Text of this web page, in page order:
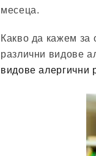
месеца.
Какво да кажем за
различни видове
видове алергични